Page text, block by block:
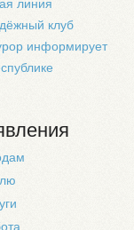
линия
клуб
информирует